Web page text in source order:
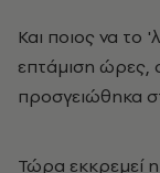
Και ποιος να το
επτάμιση ώρες,
προσγειώθηκα
Τώρα εκκρεμεί